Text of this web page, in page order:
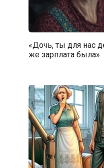
«Дочь, ты для нас
же зарплата была»